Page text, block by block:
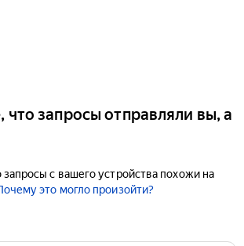
что запросы отправляли вы, а
с вашего устройства похожи на
это могло произойти?